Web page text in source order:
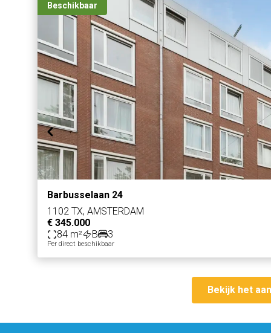
Beschikbaar
Barbusselaan 24
1102 TX, AMSTERDAM
€ 345.000
84 m²
B 3
Per direct beschikbaar
Bekijk het